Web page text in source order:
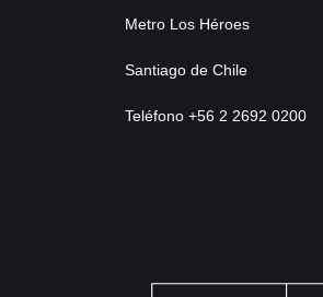
Metro Los Héroes
Santiago de Chile
Teléfono +56 2 2692 0200